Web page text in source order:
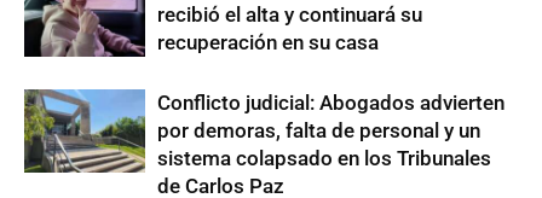
recibió el alta y continuará su
recuperación en su casa
Conflicto judicial: Abogados advierten
por demoras, falta de personal y un
sistema colapsado en los Tribunales
de Carlos Paz